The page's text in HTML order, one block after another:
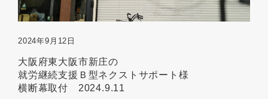
2024年9月12日
大阪府東大阪市新庄の
就労継続支援Ｂ型ネクストサポート様
横断幕取付 2024.9.11